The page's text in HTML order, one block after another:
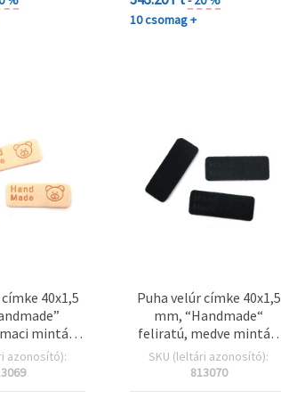
10 csomag +
40x1,5
mintás,
- 10 db
azonosító):
Puha velúr címke 40x1,5
mm, “Handmade“
feliratú, medve mintás,
fekete - 10 db
SKU (leltári azonosító):
813070